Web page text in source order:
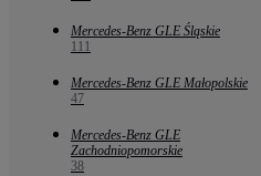
Mercedes-Benz GLE Śląskie
111
Mercedes-Benz GLE Małopolskie
47
Mercedes-Benz GLE
Zachodniopomorskie
38